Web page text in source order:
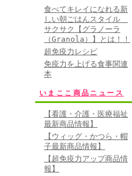
食べてキレイになれる新
しい朝ごはんスタイル
サクサク【グラノーラ
（Granola）】とは！！
超免疫力レシピ
免疫力を上げる食事関連
本
いまここ商品ニュース
【看護・介護・医療福祉
最新商品情報】
【ウィッグ・かつら・帽
子最新商品情報】
【超免疫力アップ商品情
報】